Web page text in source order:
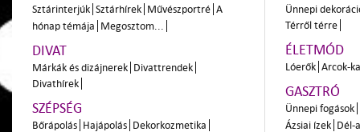
Sztárinterjúk Sztárhírek Művészportré A
hónap témája Megosztom...
DIVAT
Márkák és dizájnerek Divattrendek
Divathírek
SZÉPSÉG
Bőrápolás Hajápolás Dekorkozmetika
Ünnepi
Térről térre
ÉLETMÓD
Lóerők Arcok-
GASZTRÓ
Ünnepi fogások
Ázsiai ízek Dél-